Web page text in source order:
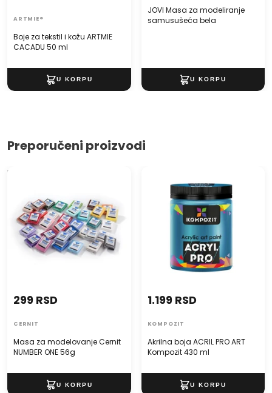
Boje za tekstil i kožu ARTMIE
CACADU 50 ml
ARTMIE®
JOVI Masa za modeliranje
samusušeća bela
Preporučeni proizvodi
Masa za modelovanje Cernit
Masa za modelovanje Cernit
NUMBER ONE 56g
299 RSD
CERNIT
Kompozit 430 ml
Akrilna boja ACRIL PRO ART
Kompozit 430 ml
1.199 RSD
KOMPOZIT